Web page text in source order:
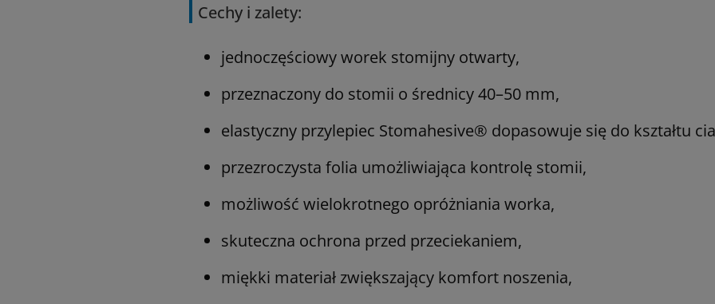
Cechy i zalety:
jednoczęściowy worek stomijny otwarty,
przeznaczony do stomii o średnicy 40–50 mm,
elastyczny przylepiec Stomahesive® dopasowuje się do kształtu
przezroczysta folia umożliwiająca kontrolę stomii,
możliwość wielokrotnego opróżniania worka,
skuteczna ochrona przed przeciekaniem,
miękki materiał zwiększający komfort noszenia,